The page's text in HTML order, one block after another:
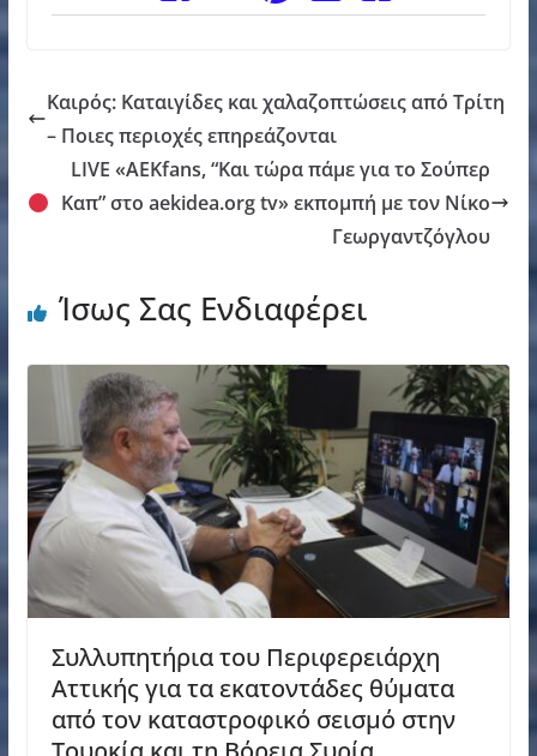
Καιρός: Καταιγίδες και χαλαζοπτώσεις από Τρίτη
– Ποιες περιοχές επηρεάζονται
LIVE «ΑΕΚfans, “Και τώρα πάμε για το Σούπερ
Καπ” στο aekidea.org tv» εκπομπή με τον Νίκο
Γεωργαντζόγλου
Ίσως Σας Ενδιαφέρει
Συλλυπητήρια του Περιφερειάρχη
Αττικής για τα εκατοντάδες θύματα
από τον καταστροφικό σεισμό στην